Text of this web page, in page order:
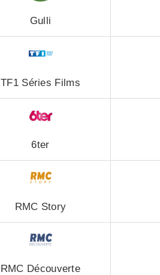
Gulli
TF1 Séries Films
6ter
RMC Story
RMC Découverte